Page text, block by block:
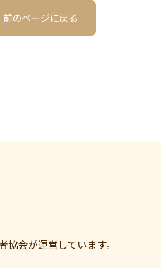
前のページに戻る
会が運営しています。